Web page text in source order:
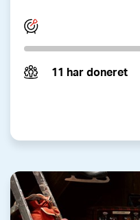
11 har doneret